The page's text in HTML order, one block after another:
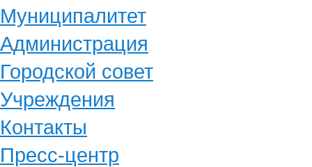
Муниципалитет
Администрация
Городской совет
Учреждения
Контакты
Пресс-центр